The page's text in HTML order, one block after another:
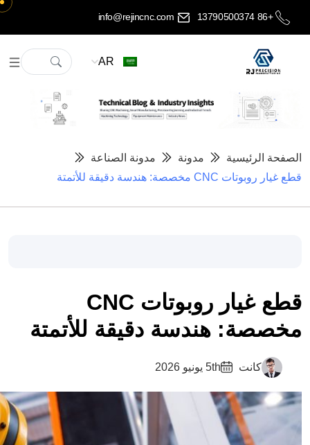
+86 13790500374
AR
الصفحة الرئيسية مدونة
مدونة الصناعة
قطع غيار روبوتات CNC مخصصة: هندسة دقيقة للأتمتة
قطع غيار روبوتات CNC
مخصصة: هندسة دقيقة للأتمتة
كانت 5th يونيو 2026